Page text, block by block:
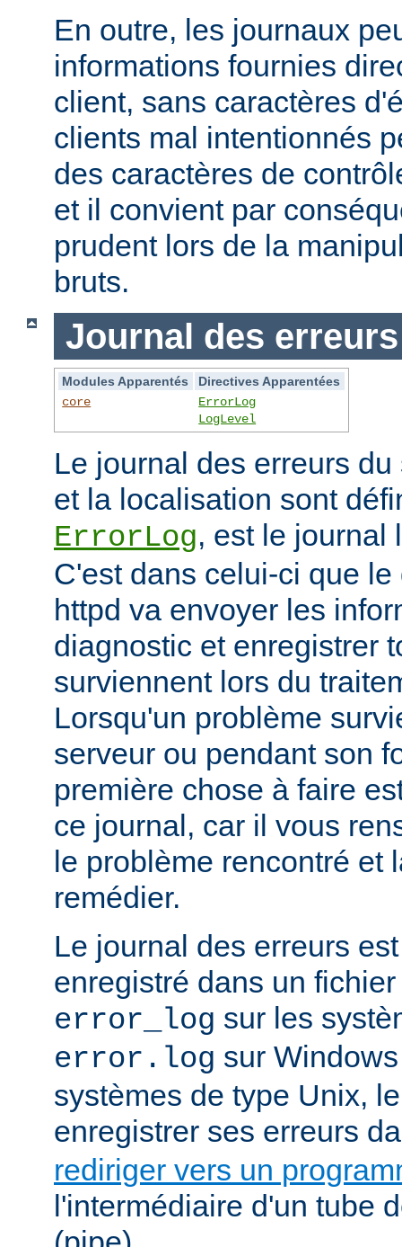
En outre, les journaux
informations fournies
client, sans caractères
clients mal intentionnés
des caractères de
et il convient par
prudent lors de la
bruts.
Journal des erreurs
Modules Apparentés
Directives Apparentées
core
ErrorLog
LogLevel
Le journal des erreurs
et la localisation sont
ErrorLog, est le journal
C'est dans celui-ci que
httpd va envoyer les
diagnostic et enregistrer
surviennent lors du
Lorsqu'un problème
serveur ou pendant son
première chose à faire
ce journal, car il vous
le problème rencontré et
remédier.
Le journal des erreurs
enregistré dans un
error_log sur les
error.log sur
systèmes de type Unix,
enregistrer ses erreurs
rediriger vers un
l'intermédiaire d'un tube